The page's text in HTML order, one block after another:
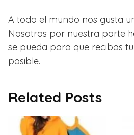
A todo el mundo nos gusta
Nosotros por nuestra parte
se pueda para que recibas
posible.
Related Posts